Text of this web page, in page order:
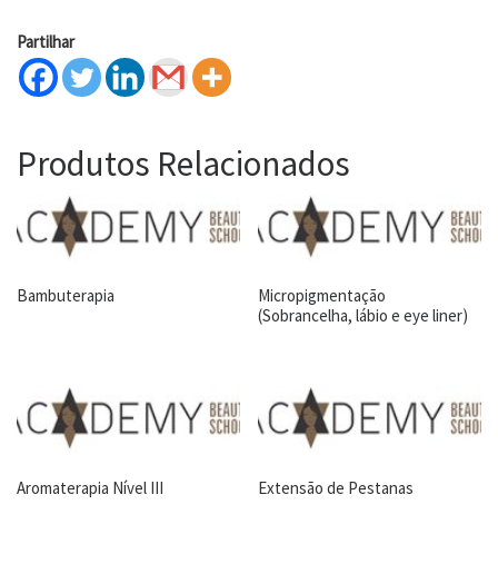
Partilhar
Produtos Relacionados
Bambuterapia
Micropigmentação
(Sobrancelha, lábio e eye liner)
Aromaterapia Nível III Extensão de Pestanas